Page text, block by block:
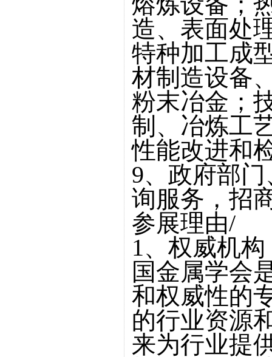
造、表面处
特种加工成
材制造设备
粉末冶金；
制、冶炼工
性能改进和
9、政府部
询服务，招
参展理由/
1、权威机
国金属学会
和权威性的
的行业资源
来为行业提